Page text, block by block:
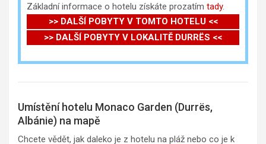
Základní informace o hotelu získáte prozatím tady.
>> DALŠÍ POBYTY V TOMTO HOTELU <<
>> DALŠÍ POBYTY V LOKALITĚ DURRËS <<
Umístění hotelu Monaco Garden (Durrës,
Albánie) na mapě
Chcete vědět, jak daleko je z hotelu na pláž nebo co je k